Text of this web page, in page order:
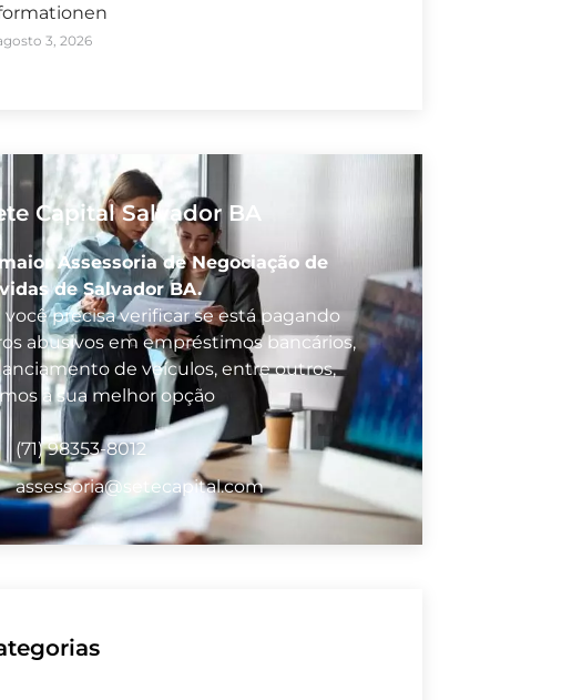
3, 2026
Capital Salvador BA
Assessoria de Negociação de
de Salvador BA.
você precisa verificar se está pagando
abusivos em empréstimos bancários,
de veículos, entre outros,
a sua melhor opção
(71) 98353-8012
assessoria@setecapital.com